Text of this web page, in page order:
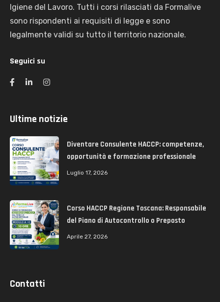
Igiene del Lavoro. Tutti i corsi rilasciati da Formalive
sono rispondenti ai requisiti di legge e sono
legalmente validi su tutto il territorio nazionale.
Seguici su
Ultime notizie
Diventare Consulente HACCP: competenze,
opportunità e formazione professionale
Luglio 17, 2026
Corso HACCP Regione Toscana: Responsabile
del Piano di Autocontrollo o Preposto
Aprile 27, 2026
Contatti